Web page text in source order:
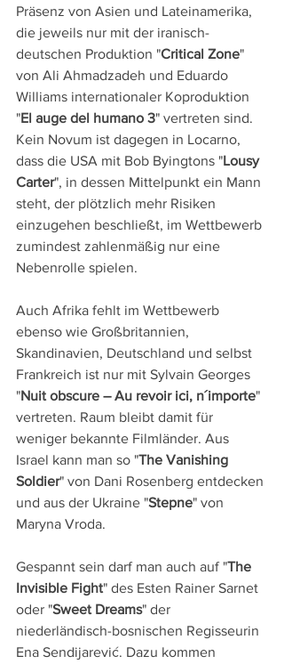
Präsenz von Asien und Lateinamerika,
die jeweils nur mit der iranisch-
deutschen Produktion "Critical Zone"
von Ali Ahmadzadeh und Eduardo
Williams internationaler Koproduktion
"El auge del humano 3" vertreten sind.
Kein Novum ist dagegen in Locarno,
dass die USA mit Bob Byingtons "Lousy
Carter", in dessen Mittelpunkt ein Mann
steht, der plötzlich mehr Risiken
einzugehen beschließt, im Wettbewerb
zumindest zahlenmäßig nur eine
Nebenrolle spielen.
Auch Afrika fehlt im Wettbewerb
ebenso wie Großbritannien,
Skandinavien, Deutschland und selbst
Frankreich ist nur mit Sylvain Georges
"Nuit obscure – Au revoir ici, n´importe"
vertreten. Raum bleibt damit für
weniger bekannte Filmländer. Aus
Israel kann man so "The Vanishing
Soldier" von Dani Rosenberg entdecken
und aus der Ukraine "Stepne" von
Maryna Vroda.
Gespannt sein darf man auch auf "The
Invisible Fight" des Esten Rainer Sarnet
oder "Sweet Dreams" der
niederländisch-bosnischen Regisseurin
Ena Sendijarević. Dazu kommen